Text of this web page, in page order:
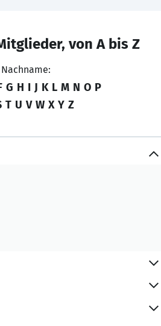
von A bis Z
Nachname:
G H I J K L M N O P
T U V W X Y Z